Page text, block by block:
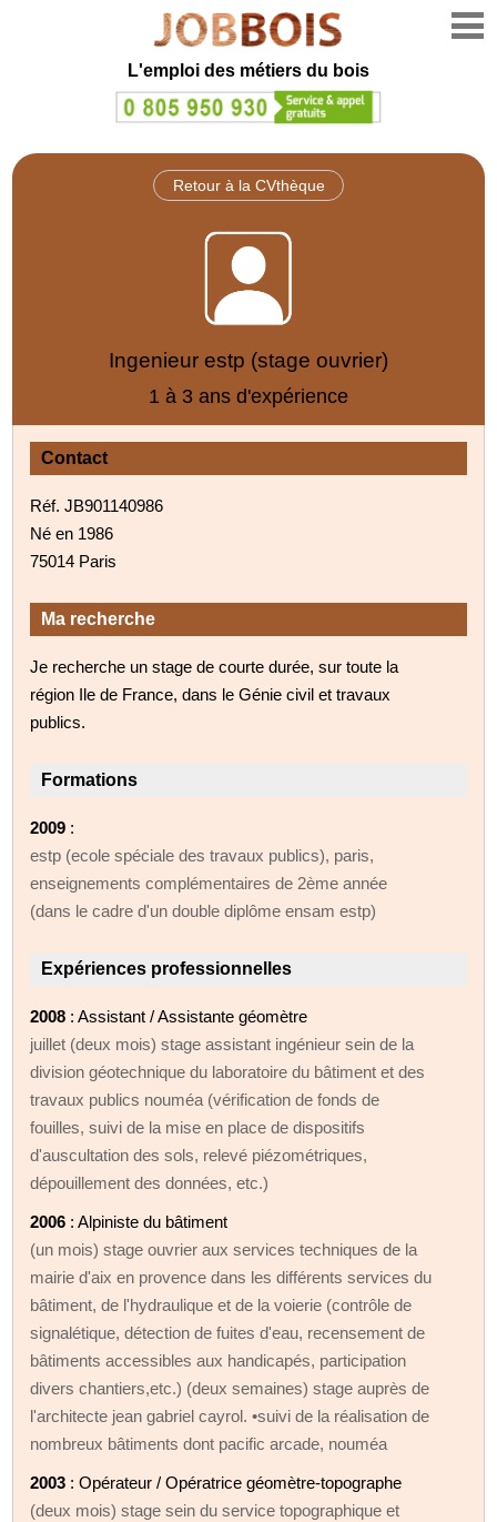
L'emploi des métiers du bois
Retour à la CVthèque
Ingenieur estp (stage ouvrier)
1 à 3 ans d'expérience
Contact
Réf. JB901140986
Né en 1986
75014 Paris
Ma recherche
Je recherche un stage de courte durée, sur toute la
région Ile de France, dans le Génie civil et travaux
publics.
Formations
2009 :
estp (ecole spéciale des travaux publics), paris,
enseignements complémentaires de 2ème année
(dans le cadre d'un double diplôme ensam estp)
Expériences professionnelles
2008 : Assistant / Assistante géomètre
juillet (deux mois) stage assistant ingénieur sein de la
division géotechnique du laboratoire du bâtiment et des
travaux publics nouméa (vérification de fonds de
fouilles, suivi de la mise en place de dispositifs
d'auscultation des sols, relevé piézométriques,
dépouillement des données, etc.)
2006 : Alpiniste du bâtiment
(un mois) stage ouvrier aux services techniques de la
mairie d'aix en provence dans les différents services du
bâtiment, de l'hydraulique et de la voierie (contrôle de
signalétique, détection de fuites d'eau, recensement de
bâtiments accessibles aux handicapés, participation
divers chantiers,etc.) (deux semaines) stage auprès de
l'architecte jean gabriel cayrol. •suivi de la réalisation de
nombreux bâtiments dont pacific arcade, nouméa
2003 : Opérateur / Opératrice géomètre-topographe
(deux mois) stage sein du service topographique et